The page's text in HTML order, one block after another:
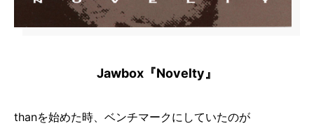
Jawbox『Novelty』
thanを始めた時、ベンチマークにしていたのが